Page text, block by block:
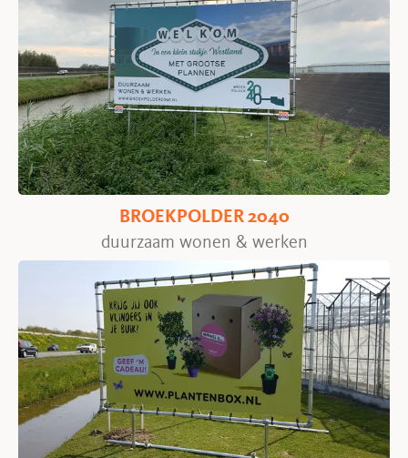
BROEKPOLDER 2040
duurzaam wonen & werken